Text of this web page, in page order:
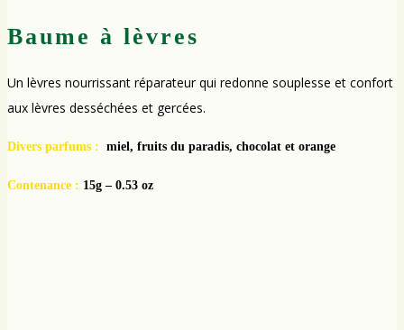
Baume à lèvres
Un lèvres nourrissant réparateur qui redonne souplesse et confort
aux lèvres desséchées et gercées.
Divers parfums : miel, fruits du paradis, chocolat et orange
Contenance : 15g – 0.53 oz